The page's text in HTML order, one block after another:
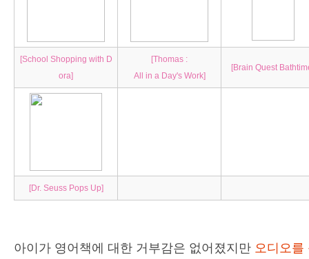
[School Shopping with D
ora]
[Thomas :
All in a Day's Work]
[Brain Quest
[Dr. Seuss Pops Up]
아이가 영어책에 대한 거부감은 없어졌지만 오디오를